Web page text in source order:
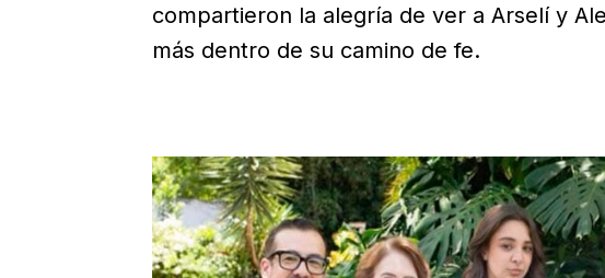
compartieron la alegría de ver a Arselí y
más dentro de su camino de fe.